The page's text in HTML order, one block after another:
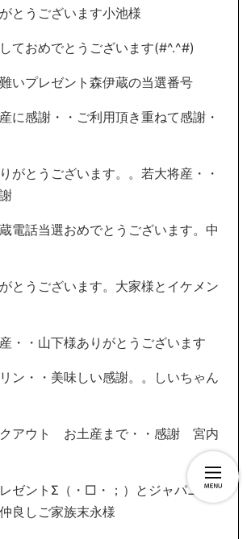
とうございます小池様
ておめでとうございます(#^.^#)
いプレゼント森伊蔵の当選番号
に感謝・・ご利用頂き重ねて感謝・
がとうございます。。若大将産・・
電話当選おめでとうございます。中
とうございます。大家様とイケメン
・・山下様ありがとうございます
ン・・美味しい感謝。。しいちゃん
アウト お土産まで・・感謝 宮内
ゼントΣ（・□・；）とジャパニーズ
良しご家族末永様